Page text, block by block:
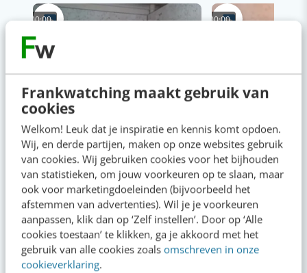
Frankwatching maakt gebruik van
cookies
Welkom! Leuk dat je inspiratie en kennis komt opdoen.
Wij, en derde partijen, maken op onze websites gebruik
van cookies. Wij gebruiken cookies voor het bijhouden
van statistieken, om jouw voorkeuren op te slaan, maar
ook voor marketingdoeleinden (bijvoorbeeld het
afstemmen van advertenties). Wil je je voorkeuren
aanpassen, klik dan op ‘Zelf instellen’. Door op ‘Alle
cookies toestaan’ te klikken, ga je akkoord met het
gebruik van alle cookies zoals omschreven in onze
cookieverklaring.
00:00 00:00